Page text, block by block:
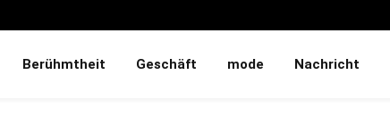
Berühmtheit Geschäft mode Nachricht